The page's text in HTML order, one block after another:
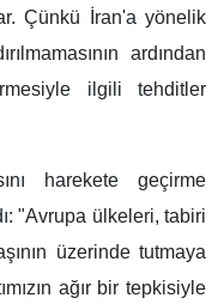
Çünkü İran'a yönelik
ardından
ilgili tehditler
harekete geçirme
"Avrupa ülkeleri, tabiri
üzerinde tutmaya
ağır bir tepkisiyle